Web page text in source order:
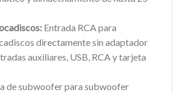
Entrada RCA para
directamente sin adaptador
auxiliares, USB, RCA y tarjeta
de subwoofer para subwoofer